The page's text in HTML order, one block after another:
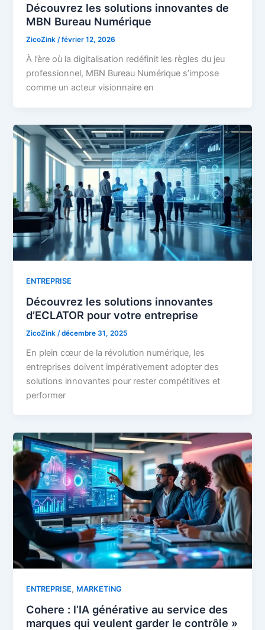
Découvrez les solutions innovantes de
MBN Bureau Numérique
ZicoZink/février 12, 2026
À l’ère où la digitalisation redéfinit les règles du jeu
professionnel, MBN Bureau Numérique s’impose
comme un acteur visionnaire en
ENTREPRISE
Découvrez les solutions innovantes
d’ECLATOR pour votre entreprise
ZicoZink /décembre 31, 2025
En plein cœur de la révolution numérique, les
entreprises doivent impérativement adopter des
solutions innovantes pour rester compétitives et
performer
ENTREPRISE, MARKETING
Cohere : l’IA générative au service des
marques qui veulent garder le contrôle »